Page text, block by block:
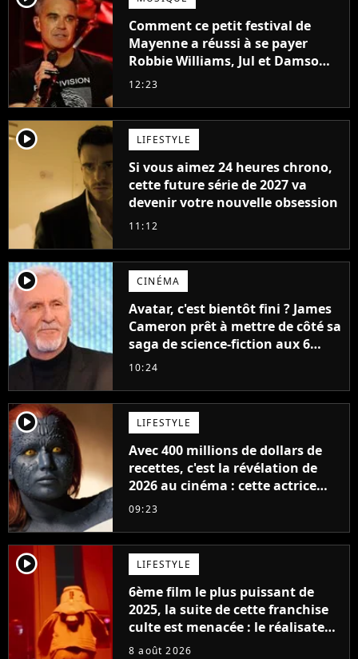
Comment ce petit festival de
Mayenne a réussi à se payer
Robbie Williams, Jul et Damso
cette année ?
12:23
player2 LIFESTYLE
Si vous aimez 24 heures chrono,
cette future série de 2027 va
devenir votre nouvelle obsession
11:12
player2 CINÉMA
Avatar, c'est bientôt fini ? James
Cameron prêt à mettre de côté sa
saga de science-fiction aux 6
milliards de recettes
10:24
player2 LIFESTYLE
Avec 400 millions de dollars de
recettes, c'est la révélation de
2026 au cinéma : cette actrice
adorée prête à remplacer
09:23
player2 LIFESTYLE
6ème film le plus puissant de
2025, la suite de cette franchise
culte est menacée : le réalisateur
claque la porte pour "différends
8 août 2026